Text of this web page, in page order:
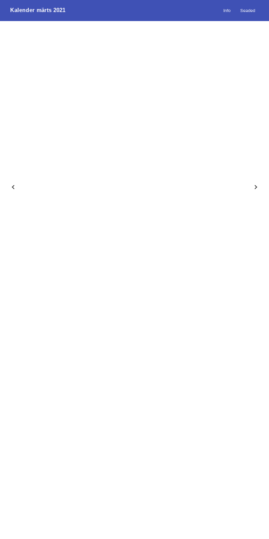
Kalender märts 2021 Info Seaded